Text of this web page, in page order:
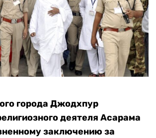
города Джодхпур
деятеля Асарама
заключению за